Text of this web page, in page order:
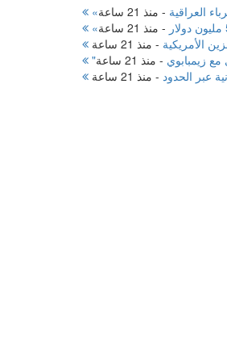
العراقية - منذ 21 ساعة
- منذ 21 ساعة
الأمريكية - منذ 21 ساعة
مع زيمبابوي - منذ 21 ساعة
عبر الحدود - منذ 21 ساعة